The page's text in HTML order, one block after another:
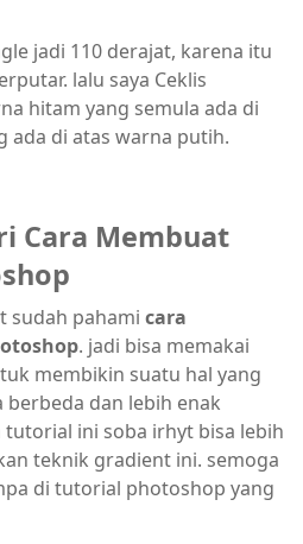
jadi 110 derajat, karena itu
lalu saya Ceklis
hitam yang semula ada di
ada di atas warna putih.
Cara Membuat
sudah pahami cara
. jadi bisa memakai
membikin suatu hal yang
dan lebih enak
ini soba irhyt bisa lebih
teknik gradient ini. semoga
di tutorial photoshop yang